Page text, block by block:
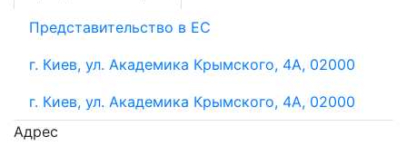
Представительство в ЕС
г. Киев, ул. Академика Крымского, 4А, 02000
г. Киев, ул. Академика Крымского, 4А, 02000
Адрес